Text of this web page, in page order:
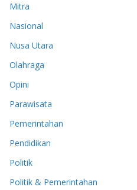
Mitra
Nasional
Nusa Utara
Olahraga
Opini
Parawisata
Pemerintahan
Pendidikan
Politik
Politik & Pemerintahan